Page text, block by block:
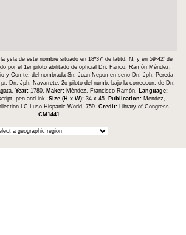
ysla de este nombre situado en 18⁰37ʹ de latitd. N. y en 59⁰42ʹ de
por el 1er piloto abilitado de opficial Dn. Fanco. Ramón Méndez,
y Comte. del nombrada Sn. Juan Nepomen seno Dn. Jph. Pereda
Dn. Jph. Navarrete, 2o piloto del numb. bajo la correccón. de Dn.
Year: 1780. Maker: Méndez, Francisco Ramón.
Language:
pen-and-ink. Size (H x W): 34 x 45. Publication: Méndez,
LC Luso-Hispanic World, 759. Credit:
Library of Congress.
CM1441